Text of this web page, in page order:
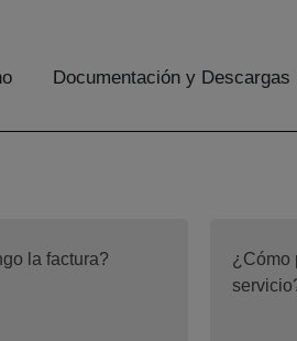
Documentación y Descargas
la factura?
¿Cómo